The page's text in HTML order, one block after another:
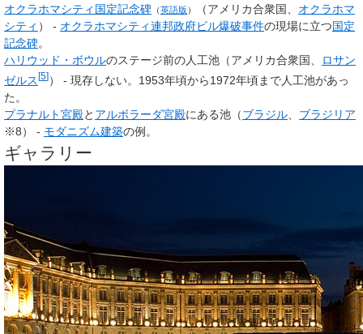
オクラホマシティ国定記念碑 （英語版 ） （アメリカ合衆国、 オクラホマ
シティ ） - オクラホマシティ連邦政府ビル爆破事件の現場に立つ国定
記念碑。
ハリウッド・ボウルのステージ前の人工池（アメリカ合衆国、
ロサン
ゼルス[5]） - 現存しない。1953年頃から1972年頃まで人工池があっ
た。
プラナルト宮殿と アルボラーダ宮殿にある池（ブラジル
ブラジリア
※8） - モダニズム建築の例。
ギャラリー